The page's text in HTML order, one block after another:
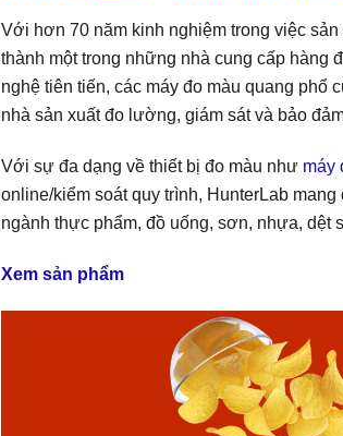
Với hơn 70 năm kinh nghiệm trong việc
thành một trong những nhà cung cấp hàng
nghệ tiên tiến, các máy đo màu quang phổ
nhà sản xuất đo lường, giám sát và bảo
Với sự đa dạng về thiết bị đo màu như máy
online/kiểm soát quy trình, HunterLab
ngành thực phẩm, đồ uống, sơn, nhựa, dệt
Xem sản phẩm